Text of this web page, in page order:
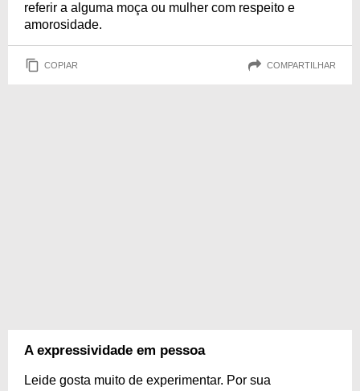
referir a alguma moça ou mulher com respeito e
amorosidade.
COPIAR COMPARTILHAR
A expressividade em pessoa
Leide gosta muito de experimentar. Por sua